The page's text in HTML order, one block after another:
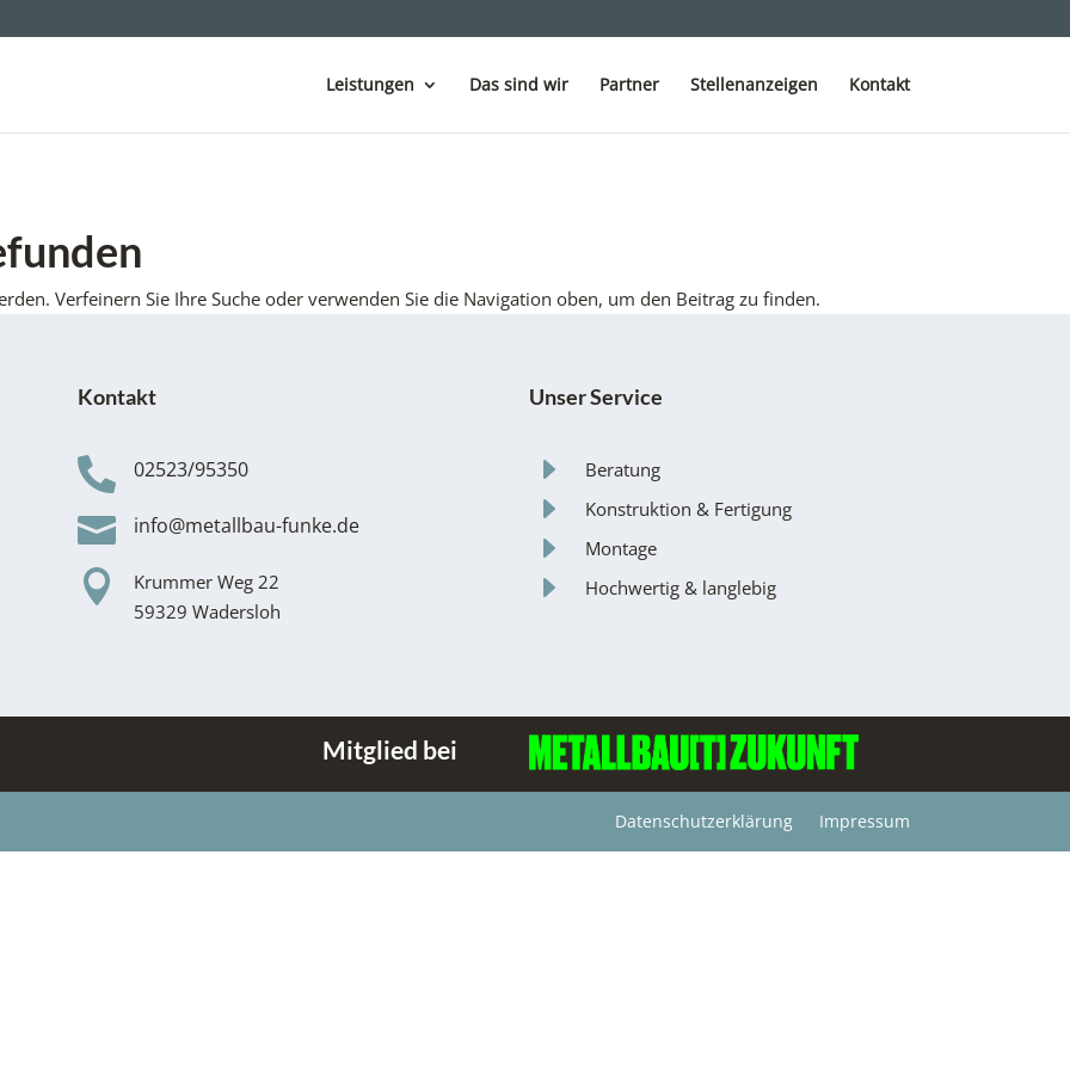
Leistungen Das sind wir Partner Stellenanzeigen Kontakt
Verfeinern Sie Ihre Suche oder verwenden Sie die Navigation oben, um den Beitrag zu finden.
Kontakt
 02523/95350
 info@metallbau-funke.de

Krummer Weg 22
59329 Wadersloh
Unser Service
E Beratung
E Konstruktion & Fertigung
E Montage
E Hochwertig & langlebig
Mitglied bei
Datenschutzerklärung Impressum